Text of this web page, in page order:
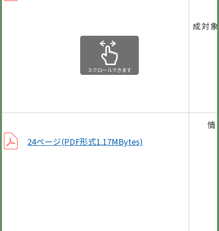
成対
24ページ(PDF形式1.17MBytes)
情
スクロールできます